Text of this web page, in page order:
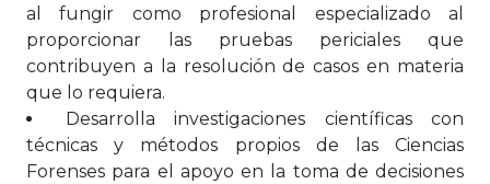
al fungir como profesional especializado al
proporcionar las pruebas periciales que
contribuyen a la resolución de casos en materia
que lo requiera.
Desarrolla investigaciones científicas con
técnicas y métodos propios de las Ciencias
Forenses para el apoyo en la toma de decisiones